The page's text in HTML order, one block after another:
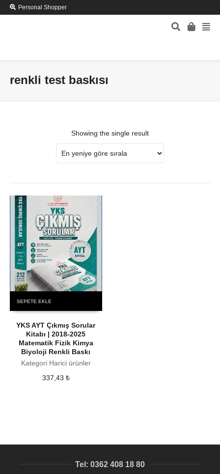
Personal Shopper
renkli test baskısı
Showing the single result
SEPETE EKLE
YKS AYT Çıkmış Sorular
Kitabı | 2018-2025
Matematik Fizik Kimya
Biyoloji Renkli Baskı
Kategori Harici ürünler
337,43 ₺
Tel: 0362 408 18 80